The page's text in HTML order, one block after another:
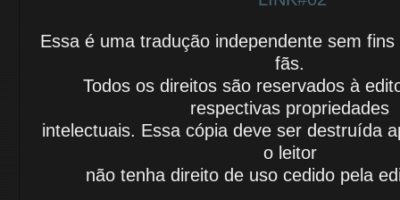
Essa é uma tradução independente sem
fãs.
Todos os direitos são reservados à
respectivas propriedades
intelectuais. Essa cópia deve ser destruída
o leitor
não tenha direito de uso cedido pela